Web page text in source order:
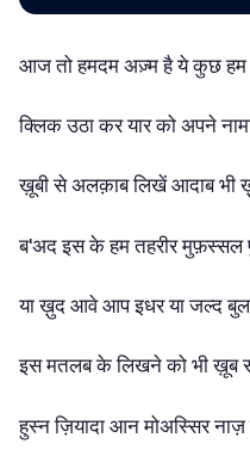
आजतोहमदम अज़्महैयेकुछहम
क्लिकउठाकरयारको अपने
ख़ूबीसेअलक़ाबलिखेंआदाबभी
ब'अदइसकेहमतहरीरमुफ़स्सल
याख़ुद आवेआपइधरयाजल्द
इसमतलबकेलिखनेको भीख़ूब
हुस्नज़ियादा आनमोअस्सिरनाज़